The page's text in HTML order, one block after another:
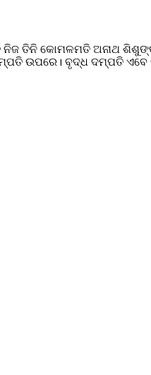
ତିନି କୋମଳମତି ଅନାଥ ଶିଶୁଙ୍କୁ
ଉପରେ। ବୃଦ୍ଧ ଦମ୍ପତି ଏବେ